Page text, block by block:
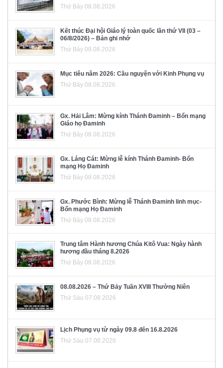
Thứ Bảy 08.08.2026
Kết thúc Đại hội Giáo lý toàn quốc lần thứ VII (03 –
06/8/2026) – Bản ghi nhớ
Thứ Bảy 08.08.2026
Mục tiêu năm 2026: Cầu nguyện với Kinh Phụng vụ
Thứ Bảy 08.08.2026
Gx. Hải Lâm: Mừng kính Thánh Đaminh – Bổn mạng
Giáo họ Đaminh
Thứ Bảy 08.08.2026
Gx. Láng Cát: Mừng lễ kính Thánh Đaminh- Bổn
mạng Họ Đaminh
Thứ Bảy 08.08.2026
Gx. Phước Bình: Mừng lễ Thánh Đaminh linh mục-
Bổn mạng Họ Đaminh
Thứ Bảy 08.08.2026
Trung tâm Hành hương Chúa Kitô Vua: Ngày hành
hương đầu tháng 8.2026
Thứ Bảy 08.08.2026
08.08.2026 – Thứ Bảy Tuần XVIII Thường Niên
Thứ Sáu 07.08.2026
Lịch Phụng vụ từ ngày 09.8 đến 16.8.2026
Thứ Sáu 07.08.2026